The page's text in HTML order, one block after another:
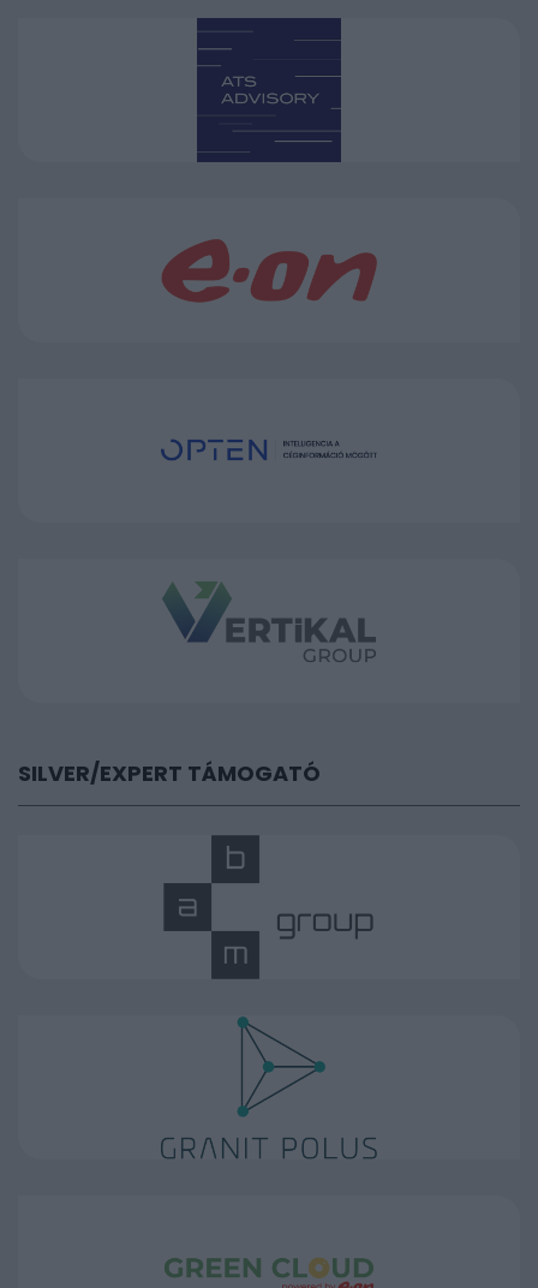
SILVER/EXPERT TÁMOGATÓ